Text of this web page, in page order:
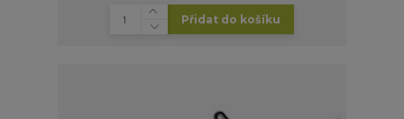
Přidat do košíku